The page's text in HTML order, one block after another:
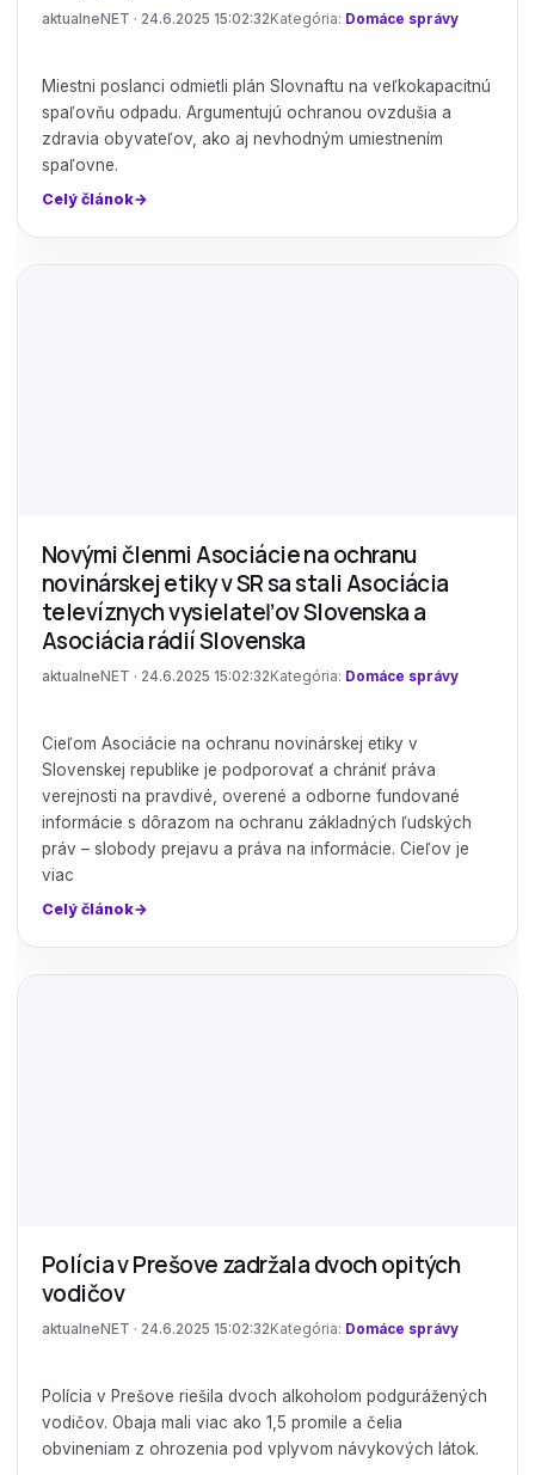
aktualneNET · 24.6.2025 15:02:32 Kategória: Domáce správy
Miestni poslanci odmietli plán Slovnaftu na veľkokapacitnú
spaľovňu odpadu. Argumentujú ochranou ovzdušia a
zdravia obyvateľov, ako aj nevhodným umiestnením
spaľovne.
Celý článok
Novými členmi Asociácie na ochranu
novinárskej etiky v SR sa stali Asociácia
televíznych vysielateľov Slovenska a
Asociácia rádií Slovenska
aktualneNET · 24.6.2025 15:02:32 Kategória: Domáce správy
Cieľom Asociácie na ochranu novinárskej etiky v
Slovenskej republike je podporovať a chrániť práva
verejnosti na pravdivé, overené a odborne fundované
informácie s dôrazom na ochranu základných ľudských
práv – slobody prejavu a práva na informácie. Cieľov je
viac
Celý článok
Polícia v Prešove zadržala dvoch opitých
vodičov
aktualneNET · 24.6.2025 15:02:32 Kategória: Domáce správy
Polícia v Prešove riešila dvoch alkoholom podgurážených
vodičov. Obaja mali viac ako 1,5 promile a čelia
obvineniam z ohrozenia pod vplyvom návykových látok.